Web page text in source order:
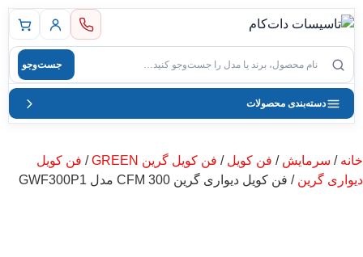
اصلی
جست‌وجو
دسته‌بندی محصولات
خانه / سرمایش / فن کویل / فن کویل گرین GREEN / فن کویل
دیواری گرین / فن کویل دیواری گرین 300 CFM مدل GWF300P1